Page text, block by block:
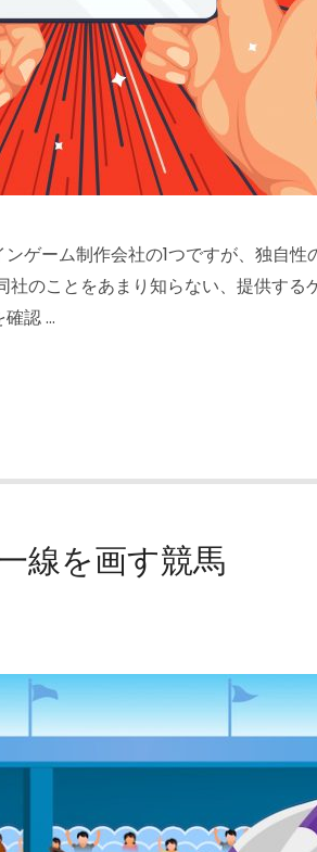
ゲーム制作会社の1つですが、独自性
のことをあまり知らない、提供する
確認 …
線を画す競馬